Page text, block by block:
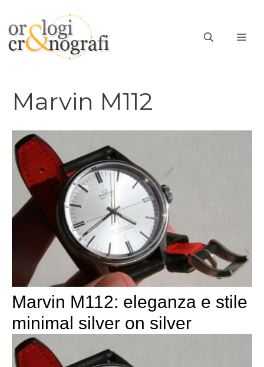
contenuto
Marvin M112
Marvin M112: eleganza e stile
minimal silver on silver